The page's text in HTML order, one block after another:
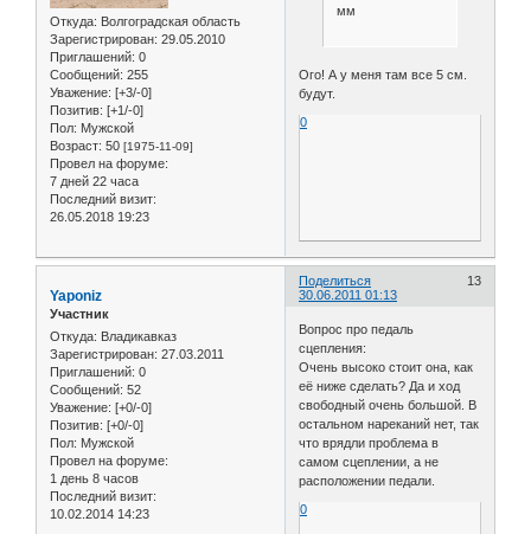
Откуда: Волгоградская область
Зарегистрирован: 29.05.2010
Приглашений: 0
Сообщений: 255
Уважение: [+3/-0]
Позитив: [+1/-0]
Пол: Мужской
Возраст: 50 [1975-11-09]
Провел на форуме:
7 дней 22 часа
Последний визит:
26.05.2018 19:23
мм
Ого! А у меня там все 5 см.
будут.
0
Поделиться
13
30.06.2011 01:13
Yaponiz
Участник
Откуда: Владикавказ
Зарегистрирован: 27.03.2011
Приглашений: 0
Сообщений: 52
Уважение: [+0/-0]
Позитив: [+0/-0]
Пол: Мужской
Провел на форуме:
1 день 8 часов
Последний визит:
10.02.2014 14:23
Вопрос про педаль
сцепления:
Очень высоко стоит она, как
её ниже сделать? Да и ход
свободный очень большой. В
остальном нареканий нет, так
что врядли проблема в
самом сцеплении, а не
расположении педали.
0